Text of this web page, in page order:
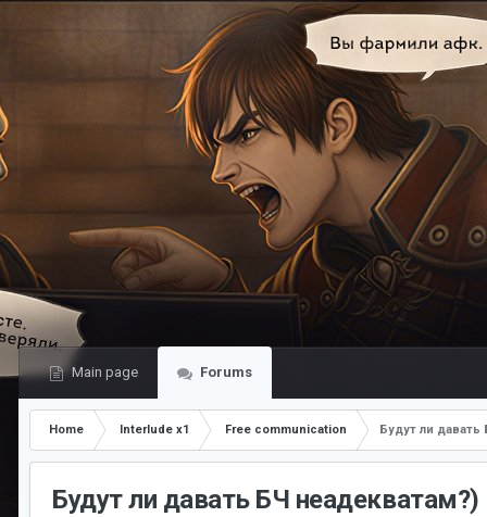
Main page Forums
Home Interlude x1 Free communication Будут ли
Будут ли давать БЧ неадекватам?)